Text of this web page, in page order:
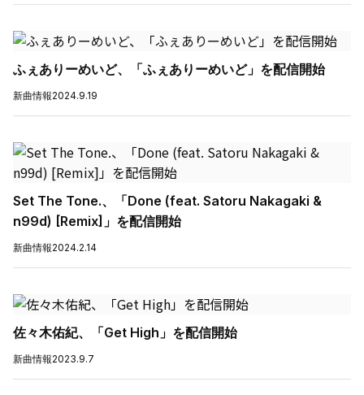
ふぇありーめいど、「ふぇありーめいど」を配信開始
新曲情報2024.9.19
Set The Tone.、「Done (feat. Satoru Nakagaki &
n99d) [Remix]」を配信開始
新曲情報2024.2.14
佐々木佑紀、「Get High」を配信開始
新曲情報2023.9.7